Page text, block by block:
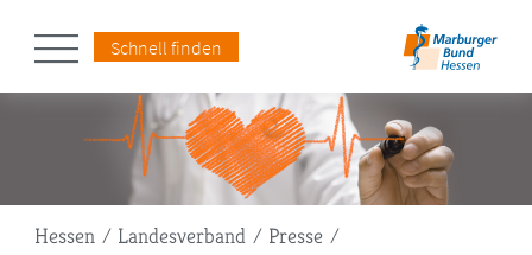
Schnell finden
Pfadnavigation
Hessen Landesverband Presse